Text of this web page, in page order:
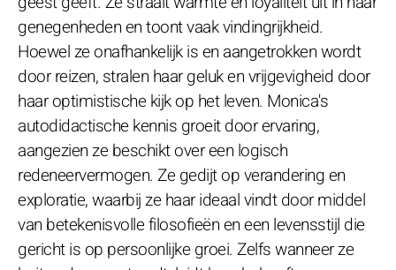
genegenheden en toont vaak vindingrijkheid.
Hoewel ze onafhankelijk is en aangetrokken wordt
door reizen, stralen haar geluk en vrijgevigheid door
haar optimistische kijk op het leven. Monica's
autodidactische kennis groeit door ervaring,
aangezien ze beschikt over een logisch
redeneervermogen. Ze gedijt op verandering en
exploratie, waarbij ze haar ideaal vindt door middel
van betekenisvolle filosofieën en een levensstijl die
gericht is op persoonlijke groei. Zelfs wanneer ze